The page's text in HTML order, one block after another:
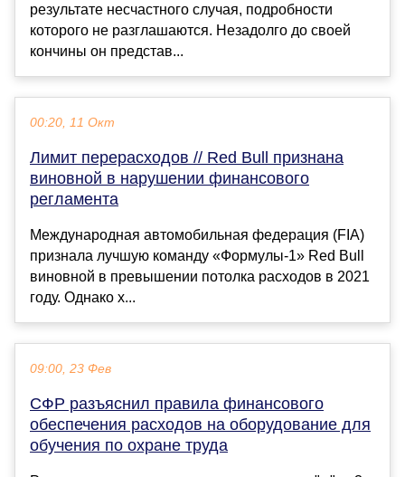
результате несчастного случая, подробности
которого не разглашаются. Незадолго до своей
кончины он представ...
00:20, 11 Окт
Лимит перерасходов // Red Bull признана
виновной в нарушении финансового
регламента
Международная автомобильная федерация (FIA)
признала лучшую команду «Формулы-1» Red Bull
виновной в превышении потолка расходов в 2021
году. Однако х...
09:00, 23 Фев
СФР разъяснил правила финансового
обеспечения расходов на оборудование для
обучения по охране труда